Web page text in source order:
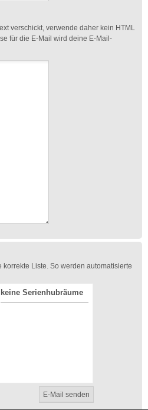
verschickt, verwende daher kein HTML
für die E-Mail wird deine E-Mail-
Liste. So werden automatisierte
keine Serienhubräume